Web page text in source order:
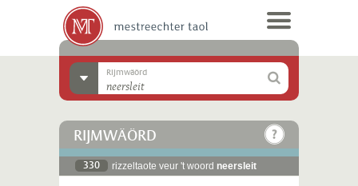
Rijmwäörd
RIJMWÄÖRD
330 rizzeltaote veur 't woord neersleit